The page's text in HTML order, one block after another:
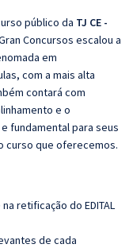
público da TJ CE -
Concursos escalou a
em
com a mais alta
contará com
e o
fundamental para seus
curso que oferecemos.
na retificação do EDITAL
de cada